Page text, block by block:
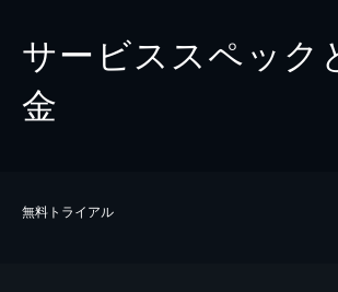
サービススペック
金
無料トライアル